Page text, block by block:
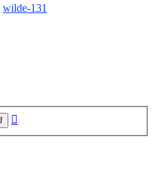
wilde-131
Suche